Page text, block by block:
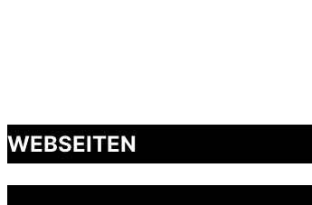
WEBSEITEN